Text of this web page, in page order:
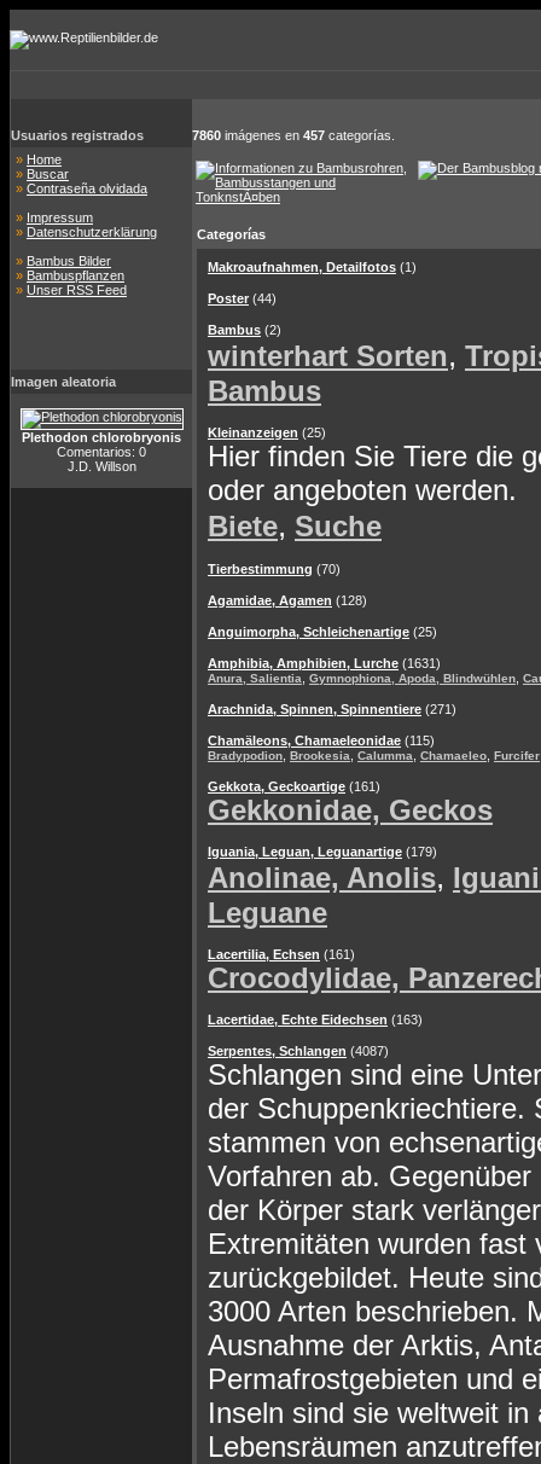
Usuarios registrados
» Home
» Buscar
» Contraseña olvidada
» Impressum
» Datenschutzerklärung
» Bambus Bilder
» Bambuspflanzen
» Unser RSS Feed
Imagen aleatoria
Plethodon chlorobryonis
Comentarios: 0
J.D. Willson
7860 imágenes en 457 categorías.
Categorías
Makroaufnahmen, Detailfotos (1)
Poster (44)
Bambus (2)
winterhart Sorten,
Bambus
Kleinanzeigen (25)
Hier finden Sie Tiere die
oder angeboten werden.
Biete, Suche
Tierbestimmung (70)
Agamidae, Agamen (128)
Anguimorpha, Schleichenartige (25)
Amphibia, Amphibien, Lurche (1631)
Anura, Salientia Gymnophiona, Apoda, Blindwühlen
Arachnida, Spinnen, Spinnentiere (271)
Chamäleons, Chamaeleonidae (115)
Bradypodion Brookesia Calumma Chamaeleo Furcifer
Gekkota, Geckoartige (161)
Gekkonidae, Geckos
Iguania, Leguan, Leguanartige (179)
Anolinae, Anolis,
Leguane
Lacertilia, Echsen (161)
Crocodylidae,
Lacertidae, Echte Eidechsen (163)
Serpentes, Schlangen (4087)
Schlangen sind eine
der Schuppenkriechtiere.
stammen von
Vorfahren ab. Gegenüber
der Körper stark
Extremitäten wurden fast
zurückgebildet. Heute
3000 Arten beschrieben.
Ausnahme der Arktis,
Permafrostgebieten und
Inseln sind sie weltweit in
Lebensräumen